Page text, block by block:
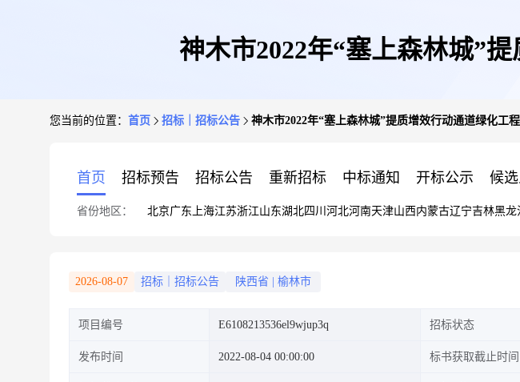
神木市2022年“塞上森林城”
您当前的位置： 首页 招标｜招标公告 神木市2022年“塞上森林城”提质增效行动通道绿化工
首页 招标预告 招标公告 重新招标 中标通知 开标公示 候
省份地区： 北京广东 上海江苏浙江山东湖北四川 河北河南天津山西内蒙古辽宁吉林黑龙
2026-08-07 招标｜招标公告 陕西省 榆林市
项目编号 E6108213536el9wjup3q 招标状态
发布时间 2022-08-04 00:00:00 标书获取截止时间